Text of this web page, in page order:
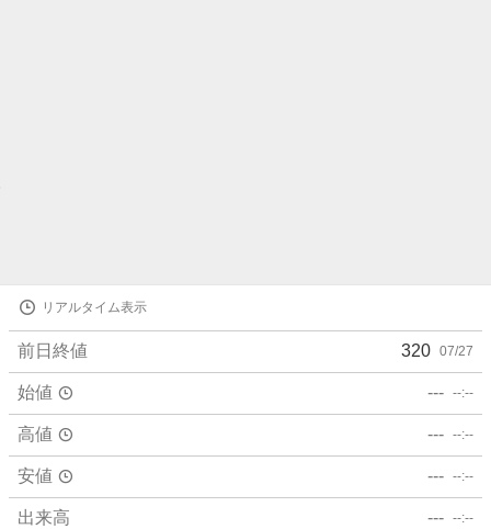
リアルタイム表示
前日終値 320 07/27
始値 --- --:--
高値 --- --:--
安値 --- --:--
出来高 --- --:--